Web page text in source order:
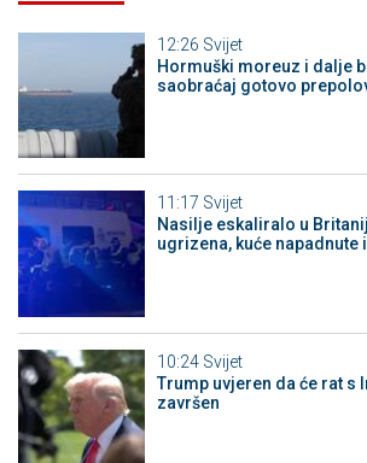
12:26 Svijet
Hormuški moreuz i dalje
saobraćaj gotovo
11:17 Svijet
Nasilje eskaliralo u
ugrizena, kuće napadnute
10:24 Svijet
Trump uvjeren da će rat s
završen